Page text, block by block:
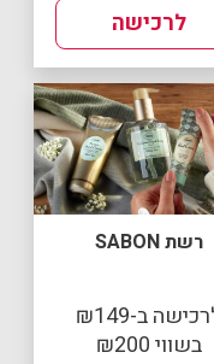
לרכישה
רשת SABON
ב-₪149
בשווי ₪200